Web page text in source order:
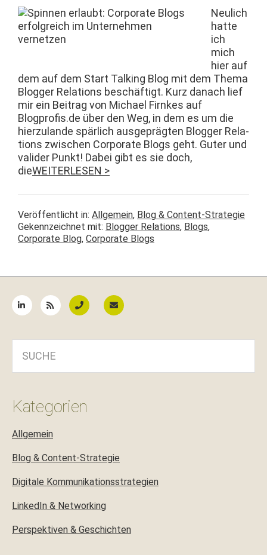
Neulich
hat­te
ich
mich
hier auf
dem auf dem Start Talk­ing Blog mit dem The­ma
Blog­ger Rela­tions beschäftigt. Kurz danach lief
mir ein Beitrag von Michael Firnkes auf
Blogprofis.de über den Weg, in dem es um die
hierzu­lande spär­lich aus­geprägten Blog­ger Rela­
tions zwis­chen Cor­po­rate Blogs geht. Guter und
valid­er Punkt! Dabei gibt es sie doch,
dieWEITERLESEN >
Veröffentlicht in: Allgemein, Blog & Content-Strategie
Gekennzeichnet mit: Blogger Relations, Blogs,
Corporate Blog, Corporate Blogs
Kategorien
Allgemein
Blog & Content-Strategie
Digitale Kommunikationsstrategien
LinkedIn & Networking
Perspektiven & Geschichten